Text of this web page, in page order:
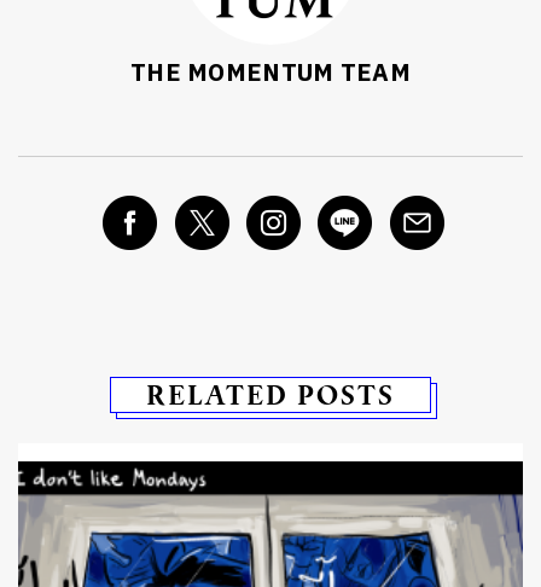
THE MOMENTUM TEAM
RELATED POSTS
SHARE TWEET LINE EMAIL